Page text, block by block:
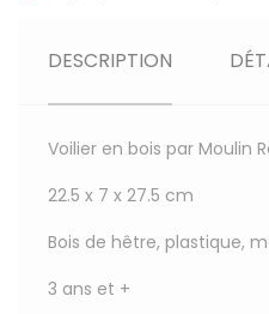
DESCRIPTION
Voilier en bois par Moulin
22.5 x 7 x 27.5 cm
Bois de hêtre, plastique,
3 ans et +